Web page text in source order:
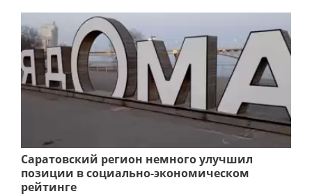
Саратовский регион немного улучшил
позиции в социально-экономическом
рейтинге